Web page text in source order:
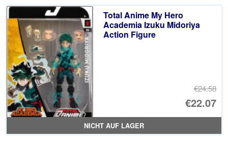
Total Anime My Hero
Academia Izuku Midoriya
Action Figure
€24.58
€22.07
NICHT AUF LAGER